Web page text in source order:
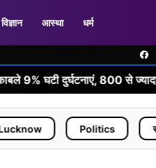
विज्ञान आस्था धर्म
800 से ज्यादा जिंदगियां बचीं
Politics राजनीति